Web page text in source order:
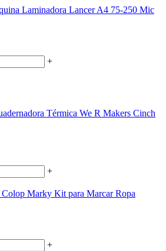
Laminadora Lancer A4 75-250 Mic
+
Térmica We R Makers Cinch
+
Colop Marky Kit para Marcar Ropa
+